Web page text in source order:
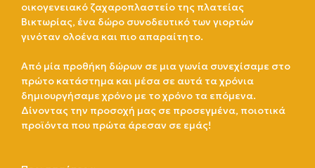
οικογενειακό ζαχαροπλαστείο της πλατείας
Βικτωρίας, ένα δώρο συνοδευτικό των γιορτών
γινόταν ολοένα και πιο απαραίτητο.
Από μία προθήκη δώρων σε μια γωνία συνεχίσαμε στο
πρώτο κατάστημα και μέσα σε αυτά τα χρόνια
δημιουργήσαμε χρόνο με το χρόνο τα επόμενα.
Δίνοντας την προσοχή μας σε προσεγμένα, ποιοτικά
προϊόντα που πρώτα άρεσαν σε εμάς!